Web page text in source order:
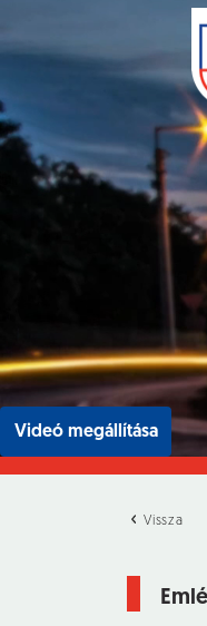
Videó megállítása
Vissza
Hírek [